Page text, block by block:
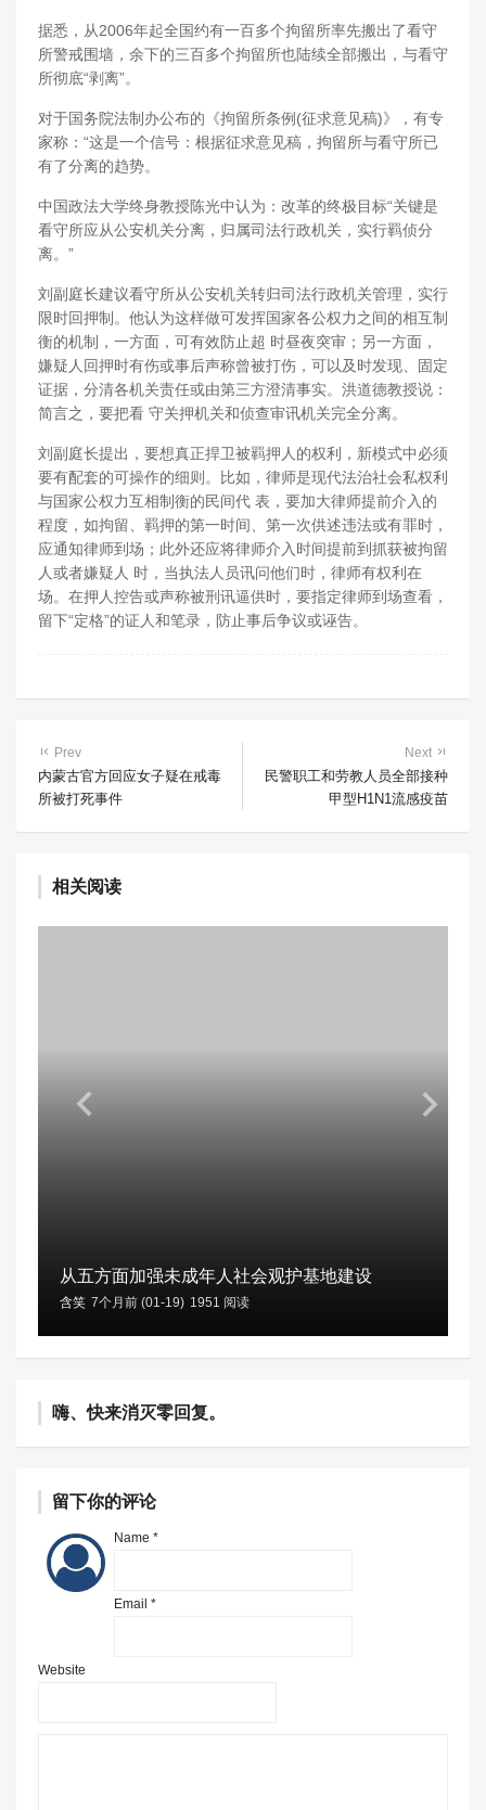
据悉，从2006年起全国约有一百多个拘留所率先搬出了看守
所警戒围墙，余下的三百多个拘留所也陆续全部搬出，与看守
所彻底“剥离”。
对于国务院法制办公布的《拘留所条例(征求意见稿)》，有专
家称：“这是一个信号：根据征求意见稿，拘留所与看守所已
有了分离的趋势。
中国政法大学终身教授陈光中认为：改革的终极目标“关键是
看守所应从公安机关分离，归属司法行政机关，实行羁侦分
离。”
刘副庭长建议看守所从公安机关转归司法行政机关管理，实行
限时回押制。他认为这样做可发挥国家各公权力之间的相互制
衡的机制，一方面，可有效防止超 时昼夜突审；另一方面，
嫌疑人回押时有伤或事后声称曾被打伤，可以及时发现、固定
证据，分清各机关责任或由第三方澄清事实。洪道德教授说：
简言之，要把看 守关押机关和侦查审讯机关完全分离。
刘副庭长提出，要想真正捍卫被羁押人的权利，新模式中必须
要有配套的可操作的细则。比如，律师是现代法治社会私权利
与国家公权力互相制衡的民间代 表，要加大律师提前介入的
程度，如拘留、羁押的第一时间、第一次供述违法或有罪时，
应通知律师到场；此外还应将律师介入时间提前到抓获被拘留
人或者嫌疑人 时，当执法人员讯问他们时，律师有权利在
场。在押人控告或声称被刑讯逼供时，要指定律师到场查看，
留下“定格”的证人和笔录，防止事后争议或诬告。
Prev
内蒙古官方回应女子疑在戒毒
所被打死事件
Next
民警职工和劳教人员全部接种
甲型H1N1流感疫苗
相关阅读
从五方面加强未成年人社会观护基地建设
含笑 7个月前 (01-19) 1951 阅读
嗨、快来消灭零回复。
留下你的评论
Name *
Email *
Website